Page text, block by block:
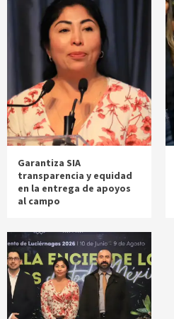
Garantiza SIA
transparencia y equidad
en la entrega de apoyos
al campo